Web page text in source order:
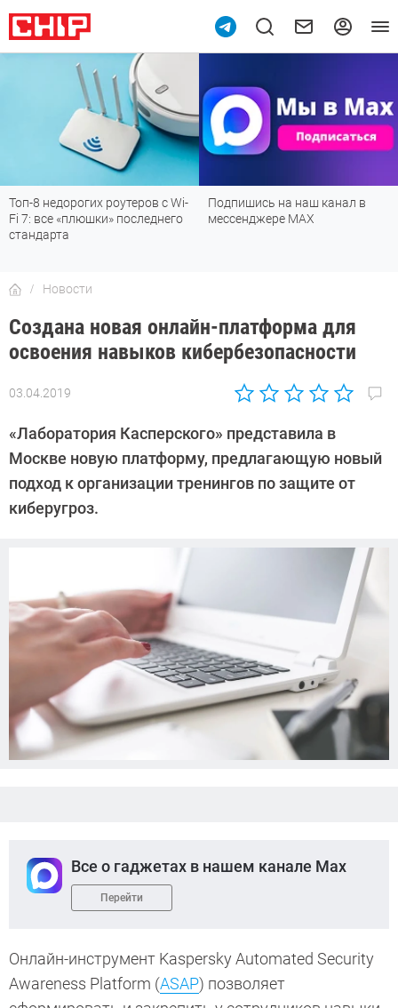
роутеров с Wi-
последнего
Подпишись на наш канал в
мессенджере МАХ
Рейтинг
Новости
Создана новая онлайн-платформа для
освоения навыков кибербезопасности
03.04.2019
Автор:
Киреев
«Лаборатория Касперского» представила в
Москве новую платформу, предлагающую новый
подход к организации тренингов по защите от
киберугроз.
Все о гаджетах в нашем канале Max
Перейти
Онлайн-инструмент Kaspersky Automated Security
Awareness Platform (ASAP) позволяет